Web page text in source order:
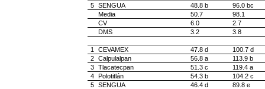
5 SENGUA 48.8 b
96.0 bc
Media
50.7
98.1
CV
6.0
2.7
DMS
3.2 3.8
1 CEVAMEX 47.8 d
100.7 d
2 Calpulalpan 56.8 a
113.9 b
3 Tlacatecpan 51.3 c
119.4 a
4 Polotitlán 54.3 b
104.2 c
5 SENGUA 46.4 d
89.8 e